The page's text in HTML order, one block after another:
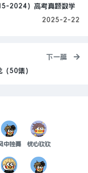
2024）高考真题数学
2025-2-22
下一篇
（50集）
中独舞 忧心钦钦